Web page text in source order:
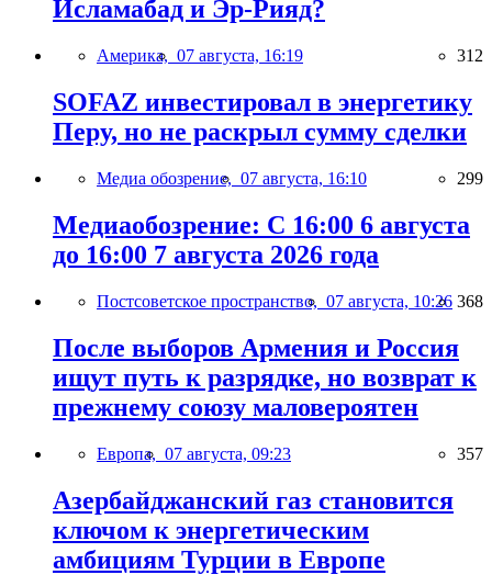
Исламабад и Эр-Рияд?
Америка, 07 августа, 16:19 312
SOFAZ инвестировал в энергетику
Перу, но не раскрыл сумму сделки
Медиа обозрение, 07 августа, 16:10 299
Медиаобозрение: С 16:00 6 августа
до 16:00 7 августа 2026 года
Постсоветское пространство, 07 августа, 10:26 368
После выборов Армения и Россия
ищут путь к разрядке, но возврат к
прежнему союзу маловероятен
Европа, 07 августа, 09:23 357
Азербайджанский газ становится
ключом к энергетическим
амбициям Турции в Европе